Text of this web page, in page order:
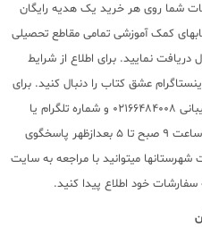
شما روی هر خرید یک هدیه رایگان
کمک آموزشی تمامی مقاطع تحصیلی
دریافت نمایید. برای اطلاع از شرایط
عشق کتاب را دنبال کنید. برای
پیگیری سفارشات تهران شماره تلفن پشتیبانی 02166484008 و شماره تلگرام یا
واتس اپ 09203472622 می باشد که از ساعت 9 صبح تا 5 بعدازظهر پاسخگوی
میتوانید با مراجعه به سایت
خود اطلاع پیدا کنید.